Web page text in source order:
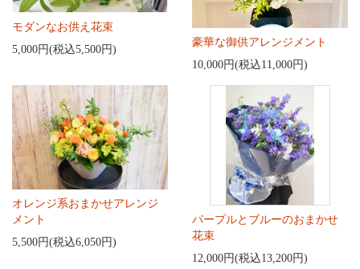
モダンなお供え花束
5,000円(税込5,500円)
豪華な御供アレンジメント
10,000円(税込11,000円)
オレンジ系おまかせアレンジ
メント
5,500円(税込6,050円)
パープルとブルーのおまかせ
花束
12,000円(税込13,200円)